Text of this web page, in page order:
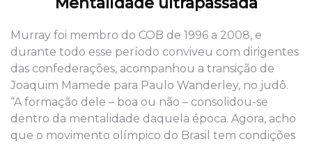
Murray foi membro do COB de 1996 a 2008, e
durante todo esse período conviveu com dirigentes
das confederações, acompanhou a transição de
Joaquim Mamede para Paulo Wanderley, no judô.
“A formação dele – boa ou não – consolidou-se
dentro da mentalidade daquela época. Agora, acho
que o movimento olímpico do Brasil tem condições